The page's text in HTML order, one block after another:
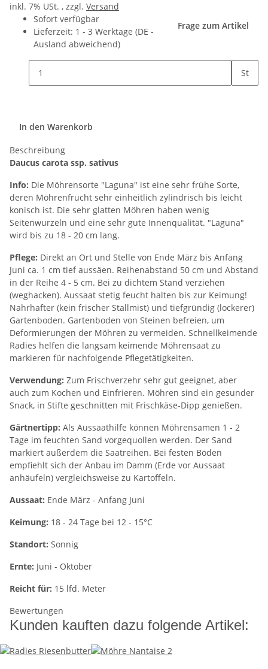
inkl. 7% USt. , zzgl. Versand
Sofort verfügbar
Lieferzeit: 1 - 3 Werktage (DE -
Ausland abweichend)
Frage zum Artikel
St
In den Warenkorb
Beschreibung
Daucus carota ssp. sativus
Info: Die Möhrensorte "Laguna" ist eine sehr frühe Sorte,
deren Möhrenfrucht sehr einheitlich zylindrisch bis leicht
konisch ist. Die sehr glatten Möhren haben wenig
Seitenwurzeln und eine sehr gute Innenqualität. "Laguna"
wird bis zu 18 - 20 cm lang.
Pflege: Direkt an Ort und Stelle von Ende März bis Anfang
Juni ca. 1 cm tief aussäen. Reihenabstand 50 cm und Abstand
in der Reihe 4 - 5 cm. Bei zu dichtem Stand verziehen
(weghacken). Aussaat stetig feucht halten bis zur Keimung!
Nahrhafter (kein frischer Stallmist) und tiefgründig (lockerer)
Gartenboden. Gartenboden von Steinen befreien, um
Deformierungen der Möhren zu vermeiden. Schnellkeimende
Radies helfen die langsam keimende Möhrensaat zu
markieren für nachfolgende Pflegetätigkeiten.
Verwendung: Zum Frischverzehr sehr gut geeignet, aber
auch zum Kochen und Einfrieren. Möhren sind ein gesunder
Snack, in Stifte geschnitten mit Frischkäse-Dipp genießen.
Gärtnertipp: Als Aussaathilfe können Möhrensamen 1 - 2
Tage im feuchten Sand vorgequollen werden. Der Sand
markiert außerdem die Saatreihen. Bei festen Böden
empfiehlt sich der Anbau im Damm (Erde vor Aussaat
anhäufeln) vergleichsweise zu Kartoffeln.
Aussaat: Ende März - Anfang Juni
Keimung: 18 - 24 Tage bei 12 - 15°C
Standort: Sonnig
Ernte: Juni - Oktober
Reicht für: 15 lfd. Meter
Bewertungen
Kunden kauften dazu folgende Artikel: